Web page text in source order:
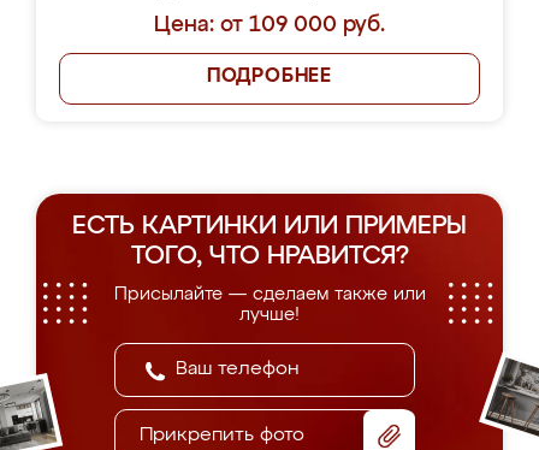
Цена: от 109 000 руб.
ПОДРОБНЕЕ
ЕСТЬ КАРТИНКИ ИЛИ ПРИМЕРЫ
ТОГО, ЧТО НРАВИТСЯ?
Присылайте — сделаем также или
лучше!
Прикрепить фото